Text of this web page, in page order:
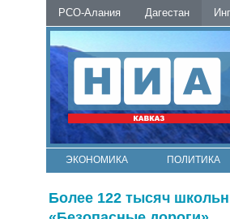
РСО-Алания Дагестан
ЭКОНОМИКА ПОЛИТИКА
Более 122 тысяч